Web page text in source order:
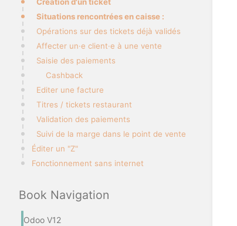
Création d'un ticket
Situations rencontrées en caisse :
Opérations sur des tickets déjà validés
Affecter un·e client·e à une vente
Saisie des paiements
Cashback
Editer une facture
Titres / tickets restaurant
Validation des paiements
Suivi de la marge dans le point de vente
Éditer un "Z"
Fonctionnement sans internet
Book Navigation
Odoo V12